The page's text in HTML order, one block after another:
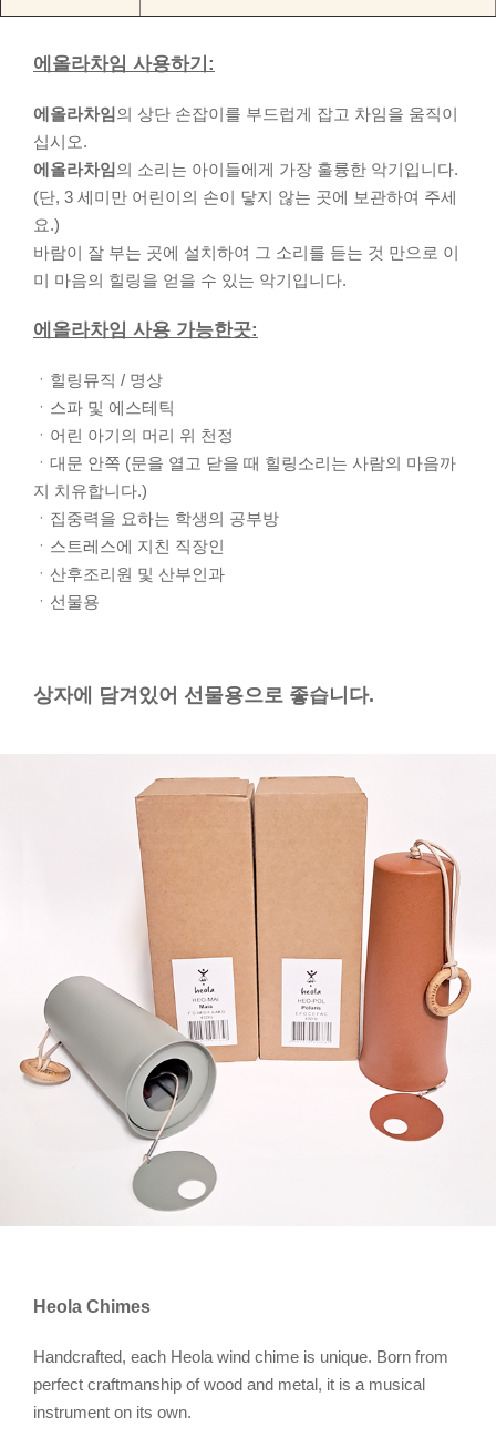
에올라차임 사용하기:
에올라차임 의 상단 손잡이를 부드럽게 잡고 차임을 움직이
십시오.
에올라차임 의 소리는 아이들에게 가장 훌륭한 악기입니다.
(단, 3 세미만 어린이의 손이 닿지 않는 곳에 보관하여 주세
요.)
바람이 잘 부는 곳에 설치하여 그 소리를 듣는 것 만으로 이
미 마음의 힐링을 얻을 수 있는 악기입니다.
에올라차임 사용 가능한곳:
ㆍ힐링뮤직 / 명상
ㆍ스파 및 에스테틱
ㆍ어린 아기의 머리 위 천정
ㆍ대문 안쪽 (문을 열고 닫을 때 힐링소리는 사람의 마음까
지 치유합니다.)
ㆍ집중력을 요하는 학생의 공부방
ㆍ스트레스에 지친 직장인
ㆍ산후조리원 및 산부인과
ㆍ선물용
상자에 담겨있어 선물용으로 좋습니다.
Heola Chimes
Handcrafted, each Heola wind chime is unique. Born from
perfect craftmanship of wood and metal, it is a musical
instrument on its own.